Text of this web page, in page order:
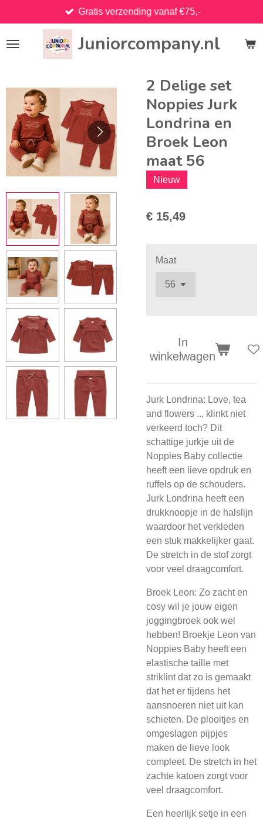
direct
naar
Juniorcompany.nl
Gratis verzending vanaf €75,-
2 Delige set
Noppies Jurk
Londrina en
Broek Leon
maat 56
Nieuw
€ 15,49
Maat
In
winkelwagen
Jurk Londrina: Love, tea
and flowers ... klinkt niet
verkeerd toch? Dit
schattige jurkje uit de
Noppies Baby collectie
heeft een lieve opdruk en
ruffels op de schouders.
Jurk Londrina heeft een
drukknoopje in de halslijn
waardoor het verkleden
een stuk makkelijker gaat.
De stretch in de stof zorgt
voor veel draagcomfort.
Broek Leon: Zo zacht en
cosy wil je jouw eigen
joggingbroek ook wel
hebben! Broekje Leon van
Noppies Baby heeft een
elastische taille met
striklint dat zo is gemaakt
dat het er tijdens het
aansnoeren niet uit kan
schieten. De plooitjes en
omgeslagen pijpjes
maken de lieve look
compleet. De stretch in het
zachte katoen zorgt voor
veel draagcomfort.
Een heerlijk setje in een